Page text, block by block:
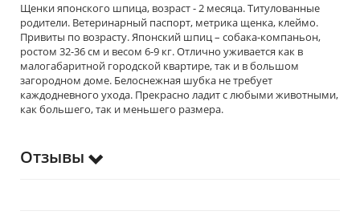
Щенки японского шпица, возраст - 2 месяца. Титулованные
родители. Ветеринарный паспорт, метрика щенка, клеймо.
Привиты по возрасту. Японский шпиц – собака-компаньон,
ростом 32-36 см и весом 6-9 кг. Отлично уживается как в
малогабаритной городской квартире, так и в большом
загородном доме. Белоснежная шубка не требует
каждодневного ухода. Прекрасно ладит с любыми животными,
как большего, так и меньшего размера.
Отзывы